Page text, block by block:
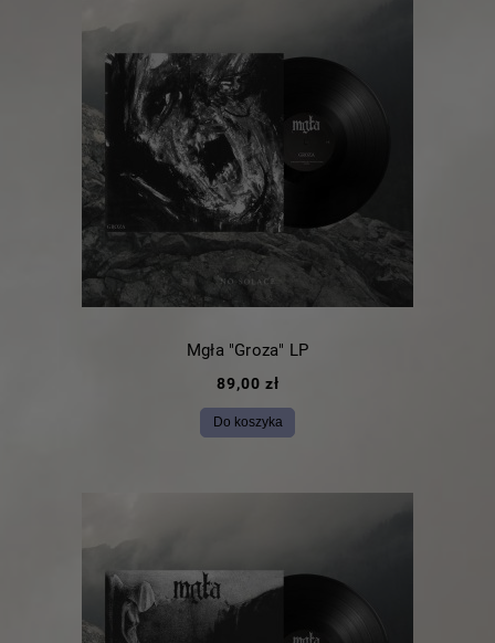
Mgła "Groza" LP
89,00 zł
Do koszyka